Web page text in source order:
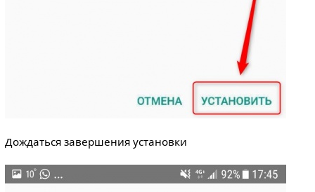
Дождаться завершения установки